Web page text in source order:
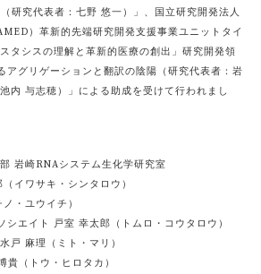
研究代表者：七野 悠一）」、国立研究開発法人
）革新的先端研究開発支援事業ユニットタイ
タシスの理解と革新的医療の創出」研究開発領
アグリゲーションと翻訳の陰陽（研究代表者：岩
内 与志穂）」による助成を受けて行われまし
岩崎RNAシステム生化学研究室
イワサキ・シンタロウ）
・ユウイチ）
エイト 戸室 幸太郎（トムロ・コウタロウ）
麻理（ミト・マリ）
（トウ・ヒロタカ）